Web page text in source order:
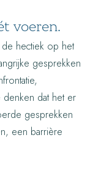
voeren.
hectiek op het
gesprekken
dat het er
gesprekken
een barrière